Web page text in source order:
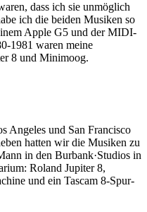
dass ich sie unmöglich
ich die beiden Musiken so
Apple G5 und der MIDI-
1981 waren meine
8 und Minimoog.
Angeles und San Francisco
hatten wir die Musiken zu
in den Burbank·Studios in
Roland Jupiter 8,
und ein Tascam 8-Spur-